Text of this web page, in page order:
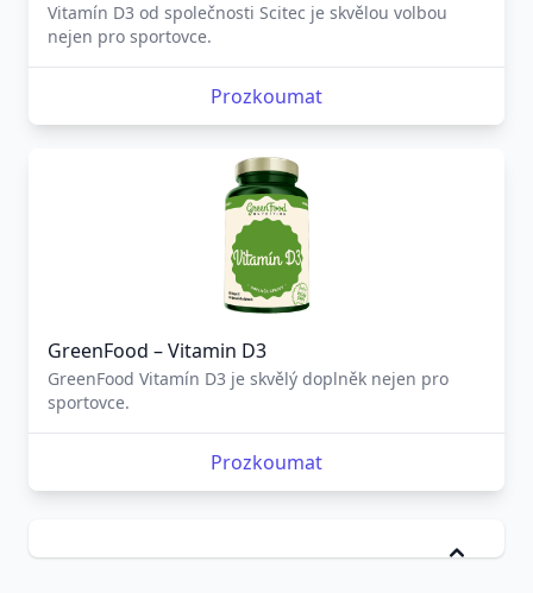
Vitamín D3 od společnosti Scitec je skvělou volbou
nejen pro sportovce.
Prozkoumat
GreenFood – Vitamin D3
GreenFood Vitamín D3 je skvělý doplněk nejen pro
sportovce.
Prozkoumat